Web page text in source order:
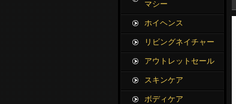
マシー
ホイヘンス
リビングネイチャー
アウトレットセール
スキンケア
ボディケア